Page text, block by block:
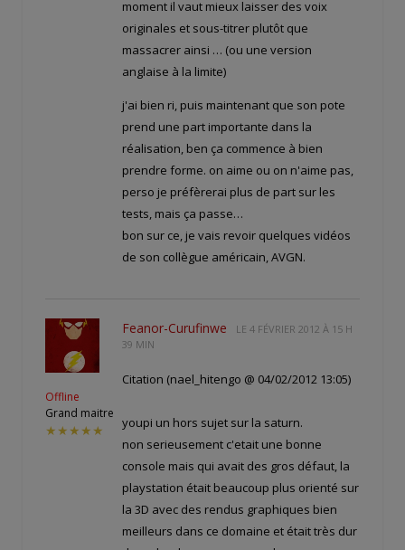
moment il vaut mieux laisser des voix
originales et sous-titrer plutôt que
massacrer ainsi … (ou une version
anglaise à la limite)
j'ai bien ri, puis maintenant que son pote
prend une part importante dans la
réalisation, ben ça commence à bien
prendre forme. on aime ou on n'aime pas,
perso je préfèrerai plus de part sur les
tests, mais ça passe…
bon sur ce, je vais revoir quelques vidéos
de son collègue américain, AVGN.
Offline
Grand maitre
★★★★★
Feanor-Curufinwe LE 4 FÉVRIER 2012 À 15 H
39 MIN
Citation (nael_hitengo @ 04/02/2012 13:05)
youpi un hors sujet sur la saturn.
non serieusement c'etait une bonne
console mais qui avait des gros défaut, la
playstation était beaucoup plus orienté sur
la 3D avec des rendus graphiques bien
meilleurs dans ce domaine et était très dur